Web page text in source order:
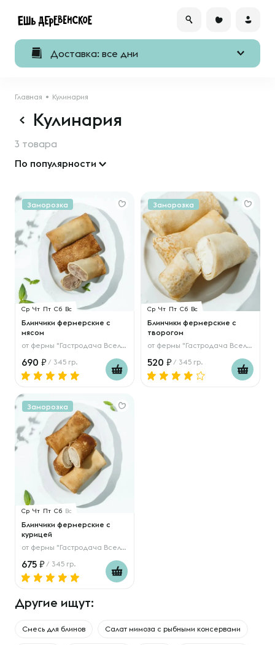
Доставка: все дни
Главная Кулинария
Кулинария
3 товара
По популярности
Заморозка
Ср Чт Пт Сб Вс
Блинчики фермерские с
мясом
от фермы "Гастродача Вселуг"
690 / 345 гр.
Заморозка
Ср Чт Пт Сб Вс
Блинчики фермерские с
творогом
от фермы "Гастродача Вселуг"
520 / 345 гр.
Заморозка
Ср Чт Пт Сб Вс
Блинчики фермерские с
курицей
от фермы "Гастродача Вселуг"
675 / 345 гр.
Другие ищут:
Смесь для блинов Салат мимоза с рыбными консервами